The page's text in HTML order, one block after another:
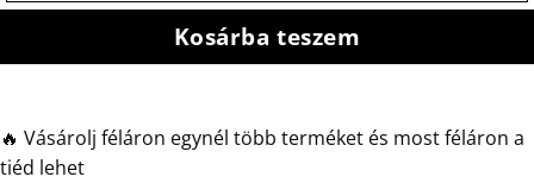
Kosárba teszem
🔥 Vásárolj féláron egynél több terméket és most féláron a
tiéd lehet